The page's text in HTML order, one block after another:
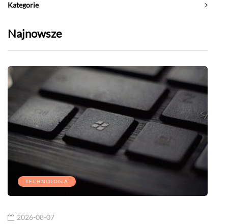
Kategorie
Najnowsze
TECHNOLOGIA
2026-08-07